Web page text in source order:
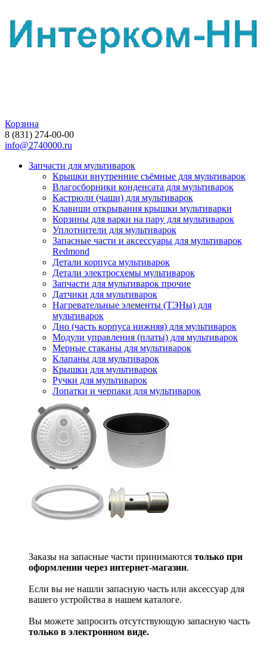
Корзина
8 (831) 274-00-00
info@2740000.ru
Запчасти для мультиварок
Крышки внутренние съёмные для мультиварок
Влагосборники конденсата для мультиварок
Кастрюли (чаши) для мультиварок
Клавиши открывания крышки мультиварки
Корзины для варки на пару для мультиварок
Уплотнители для мультиварок
Запасные части и аксессуары для мультиварок
Redmond
Детали корпуса мультиварок
Детали электросхемы мультиварок
Запчасти для мультиварок прочие
Датчики для мультиварок
Нагревательные элементы (ТЭНы) для
мультиварок
Дно (часть корпуса нижняя) для мультиварок
Модули управления (платы) для мультиварок
Мерные стаканы для мультиварок
Клапаны для мультиварок
Крышки для мультиварок
Ручки для мультиварок
Лопатки и черпаки для мультиварок
Заказы на запасные части принимаются только при
оформлении через интернет-магазин.
Если вы не нашли запасную часть или аксессуар для
вашего устройства в нашем каталоге.
Вы можете запросить отсутствующую запасную часть
только в электронном виде.